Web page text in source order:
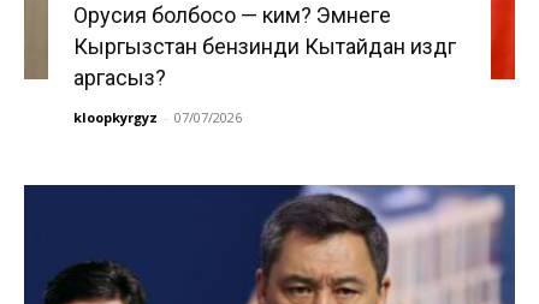
Орусия болбосо — ким? Эмнеге
Кыргызстан бензинди Кытайдан издөөгө
аргасыз?
kloopkyrgyz - 07/07/2026